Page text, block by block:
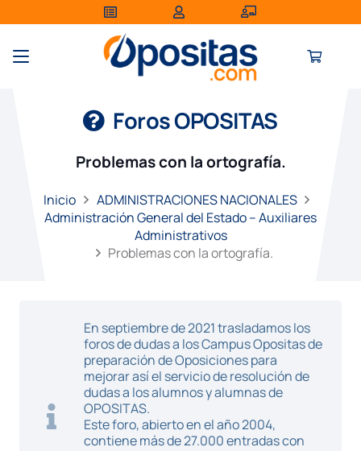
Foros OPOSITAS
Problemas con la ortografía.
Inicio
ADMINISTRACIONES NACIONALES
Administración General del Estado – Auxiliares
Administrativos
Problemas con la ortografía.
En septiembre de 2021 trasladamos los
foros de dudas a los Campus Opositas de
preparación de Oposiciones para
mejorar así el servicio de resolución de
dudas a los alumnos y alumnas de
OPOSITAS.
Este foro, abierto en el año 2004,
contiene más de 27.000 entradas con